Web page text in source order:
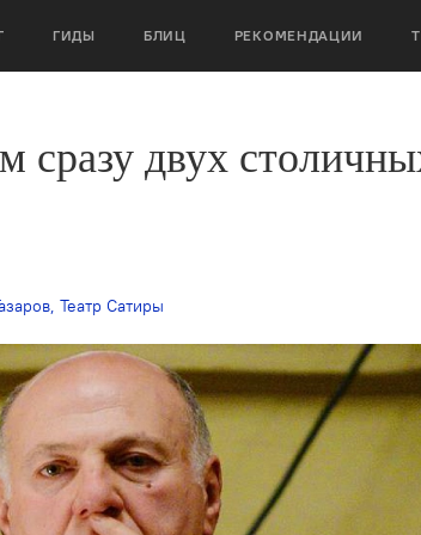
ГИДЫ БЛИЦ РЕКОМЕНДАЦИИ
сразу двух
, Театр Сатиры